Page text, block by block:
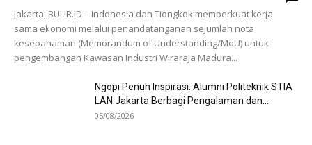
Jakarta, BULIR.ID – Indonesia dan Tiongkok memperkuat kerja
sama ekonomi melalui penandatanganan sejumlah nota
kesepahaman (Memorandum of Understanding/MoU) untuk
pengembangan Kawasan Industri Wiraraja Madura...
Ngopi Penuh Inspirasi: Alumni Politeknik STIA
LAN Jakarta Berbagi Pengalaman dan...
05/08/2026